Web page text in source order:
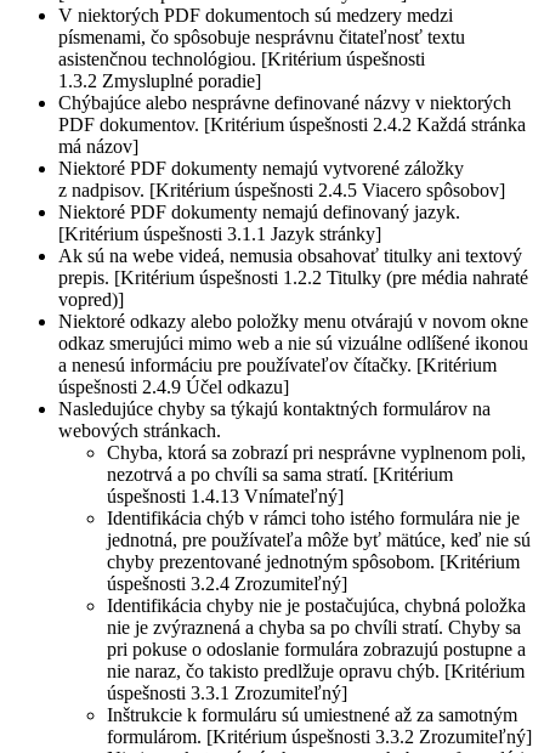
V niektorých PDF dokumentoch sú medzery medzi
písmenami, čo spôsobuje nesprávnu čitateľnosť textu
asistenčnou technológiou. [Kritérium úspešnosti
1.3.2 Zmysluplné poradie]
Chýbajúce alebo nesprávne definované názvy v niektorých
PDF dokumentov. [Kritérium úspešnosti 2.4.2 Každá stránka
má názov]
Niektoré PDF dokumenty nemajú vytvorené záložky
z nadpisov. [Kritérium úspešnosti 2.4.5 Viacero spôsobov]
Niektoré PDF dokumenty nemajú definovaný jazyk.
[Kritérium úspešnosti 3.1.1 Jazyk stránky]
Ak sú na webe videá, nemusia obsahovať titulky ani textový
prepis. [Kritérium úspešnosti 1.2.2 Titulky (pre média nahraté
vopred)]
Niektoré odkazy alebo položky menu otvárajú v novom okne
odkaz smerujúci mimo web a nie sú vizuálne odlíšené ikonou
a nenesú informáciu pre používateľov čítačky. [Kritérium
úspešnosti 2.4.9 Účel odkazu]
Nasledujúce chyby sa týkajú kontaktných formulárov na
webových stránkach.
Chyba, ktorá sa zobrazí pri nesprávne vyplnenom poli,
nezotrvá a po chvíli sa sama stratí. [Kritérium
úspešnosti 1.4.13 Vnímateľný]
Identifikácia chýb v rámci toho istého formulára nie je
jednotná, pre používateľa môže byť mätúce, keď nie sú
chyby prezentované jednotným spôsobom. [Kritérium
úspešnosti 3.2.4 Zrozumiteľný]
Identifikácia chyby nie je postačujúca, chybná položka
nie je zvýraznená a chyba sa po chvíli stratí. Chyby sa
pri pokuse o odoslanie formulára zobrazujú postupne a
nie naraz, čo takisto predlžuje opravu chýb. [Kritérium
úspešnosti 3.3.1 Zrozumiteľný]
Inštrukcie k formuláru sú umiestnené až za samotným
formulárom. [Kritérium úspešnosti 3.3.2 Zrozumiteľný]